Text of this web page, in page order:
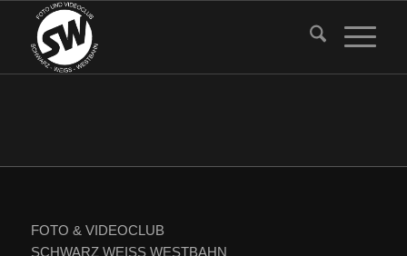
FOTO & VIDEOCLUB
SCHWARZ WEISS WESTBAHN